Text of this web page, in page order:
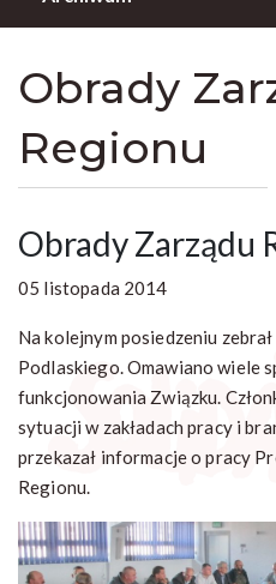
Obrady
Regionu
Obrady Zarządu
05 listopada 2014
Na kolejnym posiedzeniu
Podlaskiego. Omawiano wiele
funkcjonowania Związku.
sytuacji w zakładach pracy i
przekazał informacje o pracy
Regionu.